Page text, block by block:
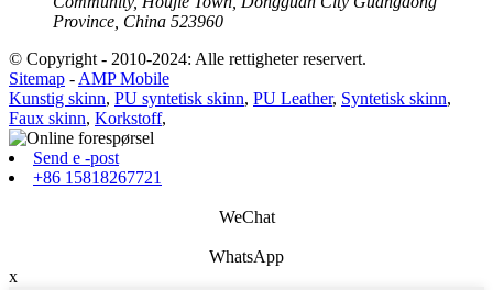
Province, China 523960
© Copyright - 2010-2024: Alle rettigheter reservert.
Sitemap - AMP Mobile
Kunstig skinn, PU syntetisk skinn, PU Leather, Syntetisk skinn,
Faux skinn, Korkstoff,
Send e -post
+86 15818267721
WeChat
WhatsApp
x